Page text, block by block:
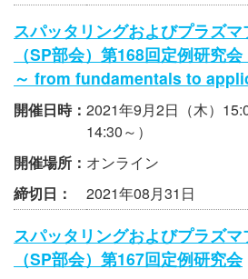
スパッタリングおよびプラズ
（SP部会）第168回定例研究
～ from fundamentals to
開催日時： 2021年9月2日（木）
14:30～）
開催場所： オンライン
締切日：
2021年08月31日
スパッタリングおよびプラズ
（SP部会）第167回定例研究会